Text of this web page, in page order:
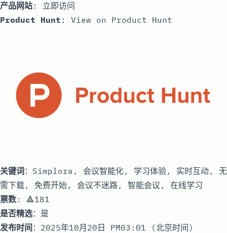
产品网站: 立即访问
Product Hunt : View on Product Hunt
关键词：Simplora, 会议智能化, 学习体验, 实时互动, 无
需下载, 免费开始, 会议不迷路, 智能会议, 在线学习
票数: 🔺181
是否精选：是
发布时间 ：2025年10月20日 PM03:01 (北京时间)